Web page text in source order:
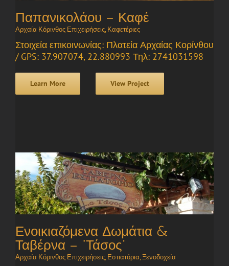
Παπανικολάου – Καφέ
Αρχαία Κόρινθος Επιχειρήσεις,Καφετέριες
Στοιχεία επικοινωνίας: Πλατεία Αρχαίας Κορίνθου
/ GPS: 37.907074, 22.880993 Τηλ: 2741031598
Learn More View Project
Ενοικιαζόμενα Δωμάτια &
Ταβέρνα – “Τάσος”
Αρχαία Κόρινθος Επιχειρήσεις, Εστιατόρια,Ξενοδοχεία